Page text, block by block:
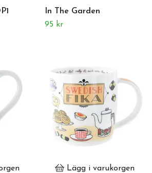
In The Garden
95 kr
Lägg i varukorgen